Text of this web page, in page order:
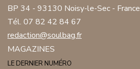
BP 34 - 93130 Noisy-le-Sec - France
Tél. 07 82 42 84 67
redaction@soulbag.fr
MAGAZINES
LE DERNIER NUMÉRO